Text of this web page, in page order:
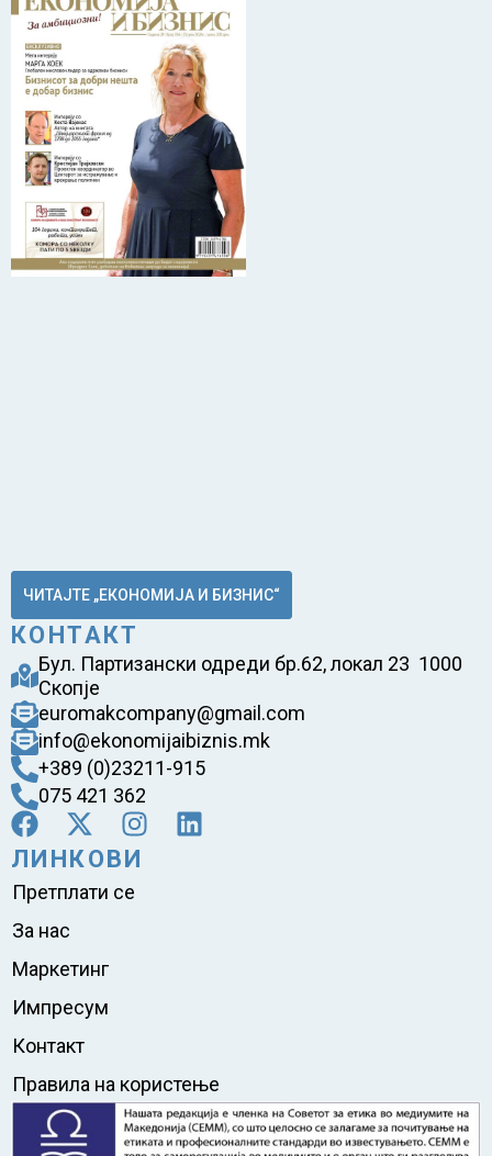
ЧИТАЈТЕ „ЕКОНОМИЈА И БИЗНИС“
КОНТАКТ
Бул. Партизански одреди бр.62, локал 23 1000
Скопје
euromakcompany@gmail.com
info@ekonomijaibiznis.mk
+389 (0)23211-915
075 421 362
ЛИНКОВИ
Претплати се
За нас
Маркетинг
Импресум
Контакт
Правила на користење